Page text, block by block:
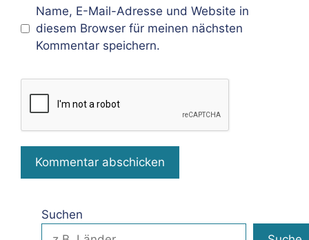
Name, E-Mail-Adresse und Website in
diesem Browser für meinen nächsten
Kommentar speichern.
Suchen